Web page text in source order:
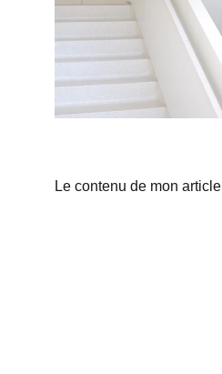
Le contenu de mon article